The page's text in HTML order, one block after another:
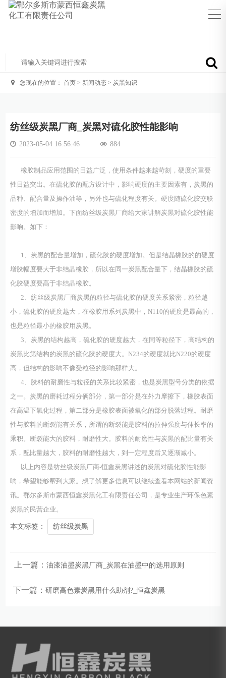
您现在的位置：首页 > 新闻动态 >炭黑知识
纺丝级炭黑厂商_炭黑对硫化胶性能影响
2023-05-04 16:56:46 884
橡胶制品应用范围的日益广泛，使用条件越来越苛刻，硬度的重要
性日益突出。在硫化胶的配方设计中，影响硬度的主要因素有，炭黑的
品种、配合量及操作油等，另外也与硫化程度有关。硬度随硫化胶交联
密度的增加而增加。下面纺丝级炭黑厂商给大家讲解炭黑对硫化胶性能
影响。如下：
1、炭黑的配合量增加，硫化胶的硬度增加。但是结晶橡胶的的硬度
增胶幅度要大于非结晶橡胶，所以在同一炭黑配合量下，结晶橡胶的硫
化胶硬度要高于非结晶橡胶。
2、纺丝级炭黑厂商炭黑的粒径与硫化胶的硬度关系紧密，粒径越
小，硫化胶的硬度越大，在橡胶用系列炭黑中，N110的硬度是最高的，
也是粒径最小的橡胶用炭黑。
3、炭黑的结构越高，硫化胶的硬度越大，在同等粒径下，高结构的
炭黑比第结构的炭黑的硫化胶的硬度大。N234的硬度就比N220的硬度
高，但结构的影响不像受粒径的影响那样大。
4、胶料的耐磨性与粒径的关系比较紧密，也是炭黑型号分类的依据
之一。炭黑的磨耗过程分俩部分，第一部分是在外力摩擦下，橡胶表面
在高温下氧化过程，第二部分是橡胶表面被氧化的部分脱落过程。耐磨
性与胶料的断裂能有关系，所谓的断裂能是胶料的拉伸强度与伸长率的
乘积。断裂能大的胶料，耐磨性大。胶料的耐磨性与炭黑的配比量有关
系，配比量越大，胶料的耐磨性越大，到一定程度后又逐渐减小。
以上内容是纺丝级炭黑厂商-恒鑫炭黑讲述的炭黑对硫化胶性能影
响，希望能够帮到大家。想了解更多信息可以继续查看本网站的新闻资
讯。鄂尔多斯市蒙西恒鑫炭黑化工有限责任公司，是专业生产环保色素
炭黑的民营企业。
本文标签： 纺丝级炭黑
上一篇： 油漆油墨炭黑厂商_炭黑在油墨中的选用原则
下一篇： 研磨高色素炭黑用什么助剂?_恒鑫炭黑